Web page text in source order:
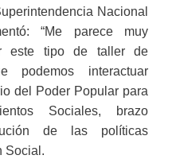
Nacional
“Me parece muy
este tipo de taller de
podemos interactuar
del Poder Popular para
Sociales, brazo
de las políticas
Social.